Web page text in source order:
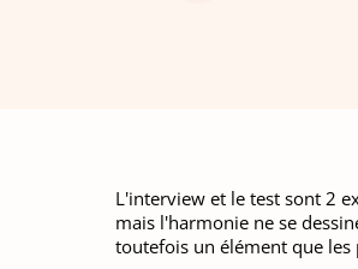
L'interview et le test sont 2
mais l'harmonie ne se
toutefois un élément que